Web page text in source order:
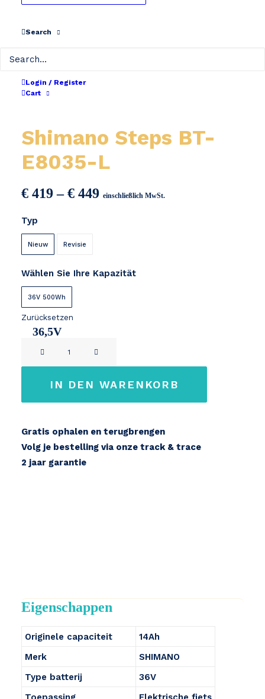
Search
Login / Register
Cart
Shimano Steps BT-
E8035-L
€ 419 –€ 449Preisspanne:
einschließlich MwSt.
Typ
Nieuw Revisie
Wählen Sie Ihre Kapazität
36V 500Wh
36,5V
Zurücksetzen
E8035-
IN DEN WARENKORB
Gratis ophalen en terugbrengen
Volg je bestelling via onze track & trace
2 jaar garantie
Eigenschappen
Originele capaciteit
14Ah
Merk
SHIMANO
Type batterij
36V